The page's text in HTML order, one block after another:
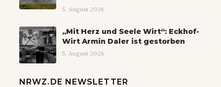
5. August 2026
„Mit Herz und Seele Wirt“: Eckhof-
Wirt Armin Daler ist gestorben
5. August 2026
NRWZ.DE NEWSLETTER